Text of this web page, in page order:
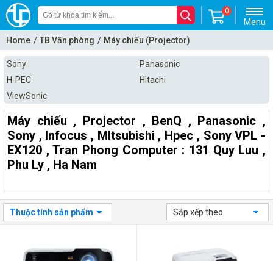
Menu
0
Home TB Văn phòng Máy chiếu (Projector)
Sony
Panasonic
H-PEC
Hitachi
ViewSonic
Máy chiếu , Projector , BenQ , Panasonic ,
Sony , Infocus , MItsubishi , Hpec , Sony VPL -
EX120 , Tran Phong Computer : 131 Quy Luu ,
Phu Ly , Ha Nam
Sắp xếp theo
Thuộc tính sản phẩm